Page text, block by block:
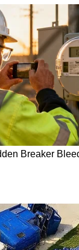
ജോലിക്ക്
നഷ്ടവും.
ലൈഫ്
കുടുംബവും
ശമ്പളം
ജോലി